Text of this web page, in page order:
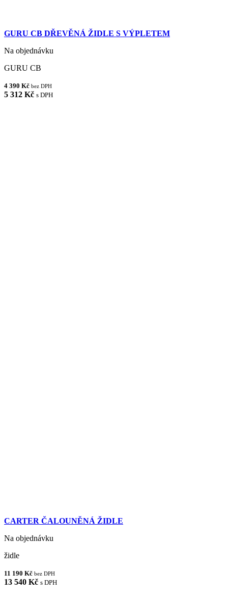
GURU CB DŘEVĚNÁ ŽIDLE S VÝPLETEM
Na objednávku
GURU CB
4 390 Kč bez DPH
5 312 Kč s DPH
CARTER ČALOUNĚNÁ ŽIDLE
Na objednávku
židle
11 190 Kč bez DPH
13 540 Kč s DPH